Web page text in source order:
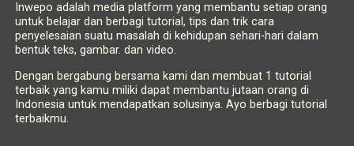
Inwepo adalah media platform yang membantu setiap orang
untuk belajar dan berbagi tutorial, tips dan trik cara
penyelesaian suatu masalah di kehidupan sehari-hari dalam
bentuk teks, gambar. dan video.
Dengan bergabung bersama kami dan membuat 1 tutorial
terbaik yang kamu miliki dapat membantu jutaan orang di
Indonesia untuk mendapatkan solusinya. Ayo berbagi tutorial
terbaikmu.